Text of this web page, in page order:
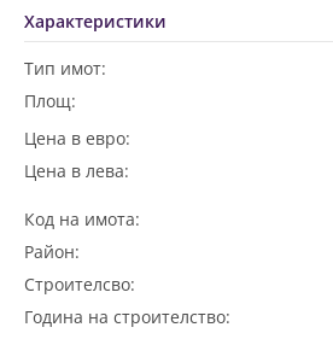
Характеристики
Тип имот:
Площ:
Цена в евро:
Цена в лева:
Код на имота:
Район:
Строителсво:
Година на строителство: